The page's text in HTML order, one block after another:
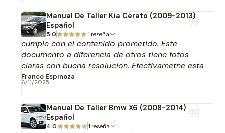
Manual De Taller Kia Cerato (2009-2013)
Español
5.0 1 reseña
cumple con el contenido prometido. Este
documento a diferencia de otros tiene fotos
claras con buena resolucion. Efectivametne esta
en español.
Franco Espinoza
6/11/2025
Manual De Taller Bmw X6 (2008-2014)
Español
4.0 1 reseña